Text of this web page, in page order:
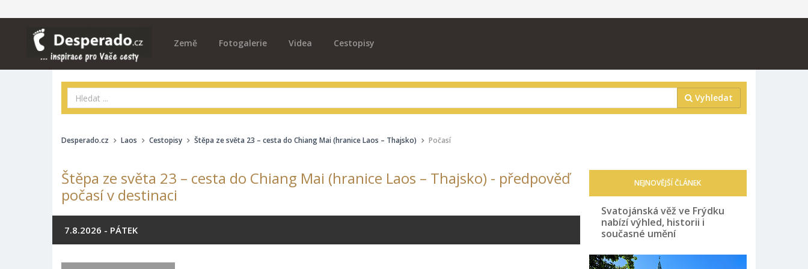
Země Fotogalerie Videa Cestopisy
Vyhledat
Desperado.cz Laos Cestopisy Štěpa ze světa 23 – cesta do Chiang Mai (hranice Laos – Thajsko) Počasí
Štěpa ze světa 23 – cesta do Chiang Mai (hranice Laos – Thajsko) - předpověď
počasí v destinaci
7.8.2026 - PÁTEK
NEJNOVĚJŠÍ ČLÁNEK
Svatojánská věž ve Frýdku
nabízí výhled, historii i
současné umění